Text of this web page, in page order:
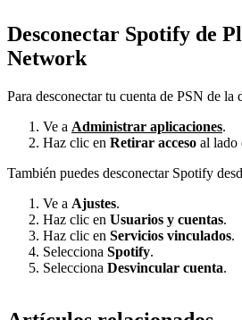
Desconectar Spotify de
Network
Para desconectar tu cuenta de PSN de
Ve a Administrar aplicaciones.
Haz clic en Retirar acceso al lado
También puedes desconectar Spotify
Ve a Ajustes.
Haz clic en Usuarios y cuentas.
Haz clic en Servicios vinculados.
Selecciona Spotify.
Selecciona Desvincular cuenta.